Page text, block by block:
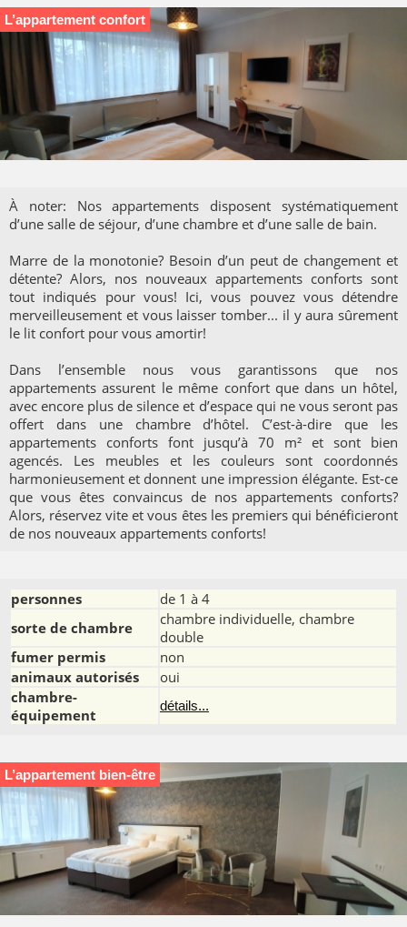
L’appartement confort
À noter: Nos appartements disposent systématiquement
d’une salle de séjour, d’une chambre et d’une salle de bain.
Marre de la monotonie? Besoin d’un peut de changement et
détente? Alors, nos nouveaux appartements conforts sont
tout indiqués pour vous! Ici, vous pouvez vous détendre
merveilleusement et vous laisser tomber... il y aura sûrement
le lit confort pour vous amortir!
Dans l’ensemble nous vous garantissons que nos
appartements assurent le même confort que dans un hôtel,
avec encore plus de silence et d’espace qui ne vous seront pas
offert dans une chambre d’hôtel. C’est-à-dire que les
appartements conforts font jusqu’à 70 m² et sont bien
agencés. Les meubles et les couleurs sont coordonnés
harmonieusement et donnent une impression élégante. Est-ce
que vous êtes convaincus de nos appartements conforts?
Alors, réservez vite et vous êtes les premiers qui bénéficieront
de nos nouveaux appartements conforts!
personnes
de 1 à 4
sorte de chambre
chambre individuelle, chambre
double
fumer permis
non
animaux autorisés
oui
chambre-
équipement
détails...
L’appartement bien-être